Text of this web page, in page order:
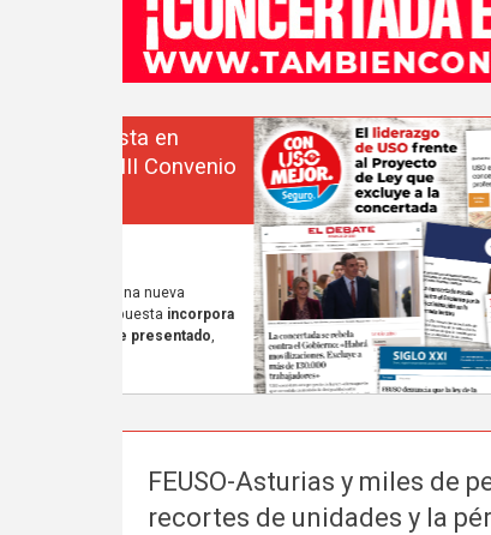
FEUSO-Asturias y miles de
recortes de unidades y la